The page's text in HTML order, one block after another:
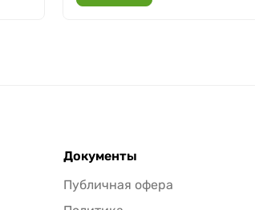
Документы
Публичная офера